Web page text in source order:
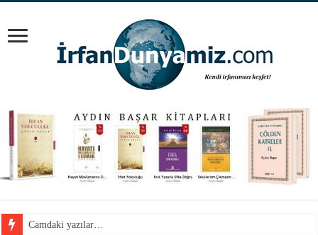
Cemil Gül Hocaefendi ile samimi bir sohbet…